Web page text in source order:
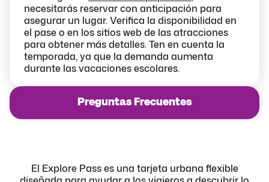
necesitarás reservar con anticipación para
asegurar un lugar. Verifica la disponibilidad en
el pase o en los sitios web de las atracciones
para obtener más detalles. Ten en cuenta la
temporada, ya que la demanda aumenta
durante las vacaciones escolares.
Preguntas Frecuentes
El Explore Pass es una tarjeta urbana flexible